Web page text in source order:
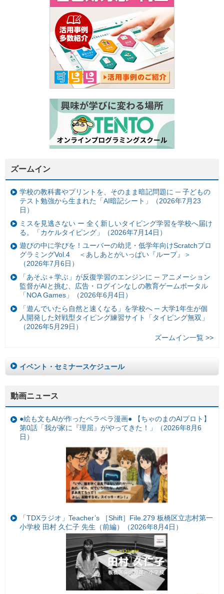
ズームイン
学校の教科書やプリントを、そのまま暗記問題に ─ 子どもの
テスト勉強から生まれた「AI暗記シート」（2026年7月23
日）
ミスを見逃さない ー 全く新しいタイピング学習を学校へ届け
る。「カケルタイピング」（2026年7月14日）
遊びの中に学びを！ユーバーの幼児・低学年向けScratchプロ
グラミングVol.4 ＜あしあとがいっぱい『ループ』＞
（2026年7月6日）
「あそぶ＋学ぶ」が反復学習のエンジンに ─ アニメーション
監督がAIと挑む、広告・ログインなしの教育ゲームポータル
「NOA Games」（2026年6月4日）
「遊んでいたら自然と速くなる」を学校へ ─ 大学1年生が個
人開発した対戦型タイピング練習サイト「タイピング無双」
（2026年5月29日）
ズームイン一覧 >>
イベント・セミナースケジュール
動画ニュース
●絵も文もAIが作ったペラペラ漫画● 【ちゃのまのAIプロト】
第0話「我が家に『理屈』がやってきた！」（2026年8月6
日）
「TDXラジオ」Teacher’s ［Shift］File.279 板橋区立志村第一
小学校 田村 久仁子 先生（前編）（2026年8月4日）